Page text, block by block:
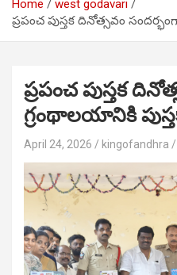
Home
west godavari
ప్రపంచ పుస్తక దినోత్సవం
ప్రపంచ పుస్తక
గ్రంథాలయానికి
April 24, 2026 kingofandhra